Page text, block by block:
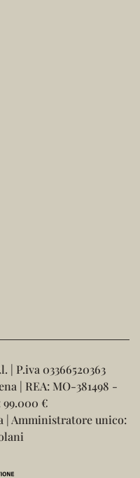
| P.iva 03366520363
| REA: MO-381498 -
99.000 €
| Amministratore unico: